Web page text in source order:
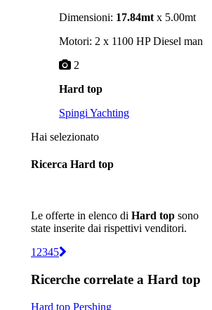
Dimensioni: 17.84mt x 5.00mt
Motori: 2 x 1100 HP Diesel man
2
Hard top
Spingi Yachting
Hai selezionato
Ricerca Hard top
Le offerte in elenco di Hard top sono
state inserite dai rispettivi venditori.
1 2345
Ricerche correlate a Hard top
Hard top Pershing